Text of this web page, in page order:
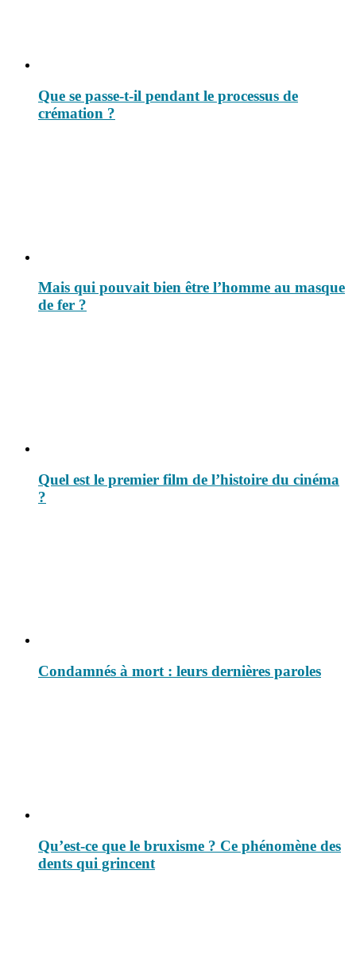
Que se passe-t-il pendant le processus de
crémation ?
Mais qui pouvait bien être l’homme au masque
de fer ?
Quel est le premier film de l’histoire du cinéma
?
Condamnés à mort : leurs dernières paroles
Qu’est-ce que le bruxisme ? Ce phénomène des
dents qui grincent